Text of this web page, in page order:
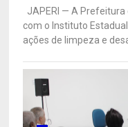
JAPERI — A
com o Instituto
ações de limpeza e